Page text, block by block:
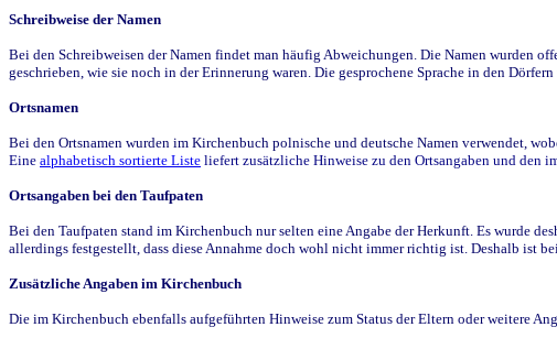
Schreibweise der Namen
Bei den Schreibweisen der Namen findet man häufig Abweichungen. Die Namen wurden
geschrieben, wie sie noch in der Erinnerung waren. Die gesprochene Sprache in den
Ortsnamen
Bei den Ortsnamen wurden im Kirchenbuch polnische und deutsche Namen verwendet,
Eine alphabetisch sortierte Liste liefert zusätzliche Hinweise zu den Ortsangaben und den
Ortsangaben bei den Taufpaten
Bei den Taufpaten stand im Kirchenbuch nur selten eine Angabe der Herkunft. Es wurde
allerdings festgestellt, dass diese Annahme doch wohl nicht immer richtig ist. Deshalb ist
Zusätzliche Angaben im Kirchenbuch
Die im Kirchenbuch ebenfalls aufgeführten Hinweise zum Status der Eltern oder weitere